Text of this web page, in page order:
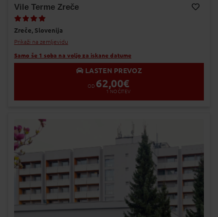
Vile Terme Zreče
Zreče, Slovenija
Prikaži na zemljevidu
Samo še 1 soba na voljo za iskane datume
LASTEN PREVOZ
OD 62,00€
1 NOČITEV